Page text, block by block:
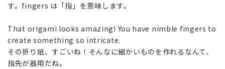
す。fingers は「指」を意味します。
That origami looks amazing! You have nimble fingers to
create something so intricate.
その折り紙、すごいね！そんなに細かいものを作れるなんて、
指先が器用だね。